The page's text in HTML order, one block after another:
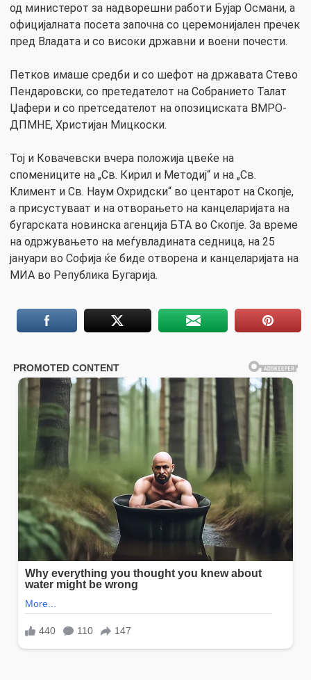
од министерот за надворешни работи Бујар Османи, а
официјалната посета започна со церемонијален пречек
пред Владата и со високи државни и воени почести.
Петков имаше средби и со шефот на државата Стево
Пендаровски, со претедателот на Собранието Талат
Џафери и со претседателот на опозициската ВМРО-
ДПМНЕ, Христијан Мицкоски.
Тој и Ковачевски вчера положија цвеќе на
спомениците на „Св. Кирил и Методиј“ и на „Св.
Климент и Св. Наум Охридски“ во центарот на Скопје,
а присустуваат и на отворањето на канцеларијата на
бугарската новинска агенција БТА во Скопје. За време
на одржувањето на меѓувладината седница, на 25
јануари во Софија ќе биде отворена и канцеларијата на
МИА во Република Бугарија.